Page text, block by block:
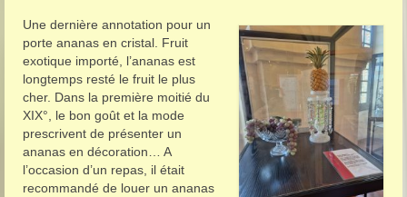
Une dernière annotation pour un
porte ananas en cristal. Fruit
exotique importé, l’ananas est
longtemps resté le fruit le plus
cher. Dans la première moitié du
XIX°, le bon goût et la mode
prescrivent de présenter un
ananas en décoration… A
l’occasion d’un repas, il était
recommandé de louer un ananas